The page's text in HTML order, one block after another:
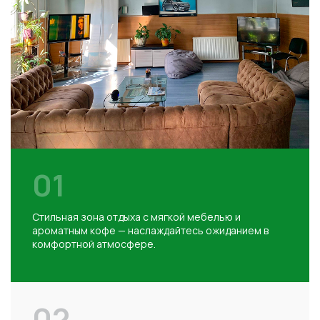
01
Стильная зона отдыха с мягкой мебелью и
ароматным кофе — наслаждайтесь ожиданием в
комфортной атмосфере.